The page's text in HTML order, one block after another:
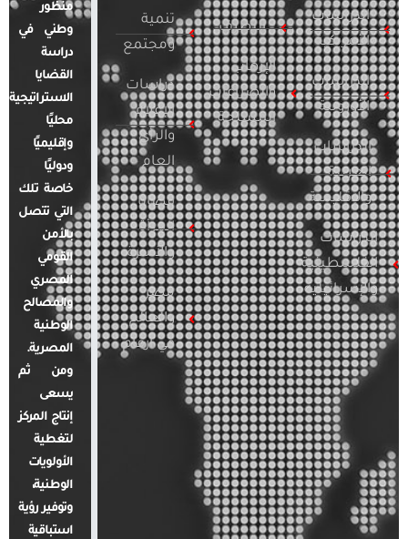
الدراسات
الأمريكية
الدراسات
الأوروبية
الدراسات
العربية
والإقليمية
الدراسات
الفلسطينية
والإسرائيلية
التطرف
الإرهاب
والصراعات
المسلحة
تنمية
ومجتمع
دراسات
الإعلام
والرأي
العام
قضايا
المرأة
والأسرة
مصر
والعالم
في أرقام
منظور
وطني في
دراسة
القضايا
الاستراتيجية
محليًا
وإقليميًا
ودوليًا
خاصة تلك
التي تتصل
بالأمن
القومي
المصري
والمصالح
الوطنية
المصرية.
ومن ثم
يسعى
إنتاج المركز
لتغطية
الأولويات
الوطنية،
وتوفير رؤية
استباقية